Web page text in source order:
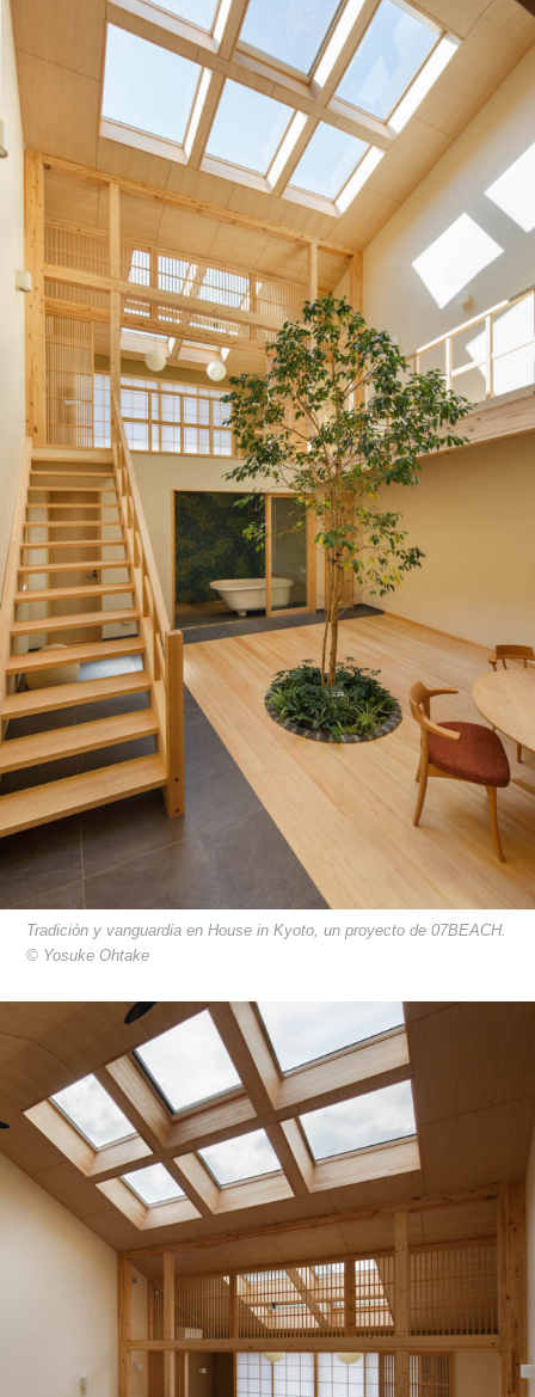
Tradición y vanguardia en House in Kyoto, un proyecto de 07BEACH.
© Yosuke Ohtake